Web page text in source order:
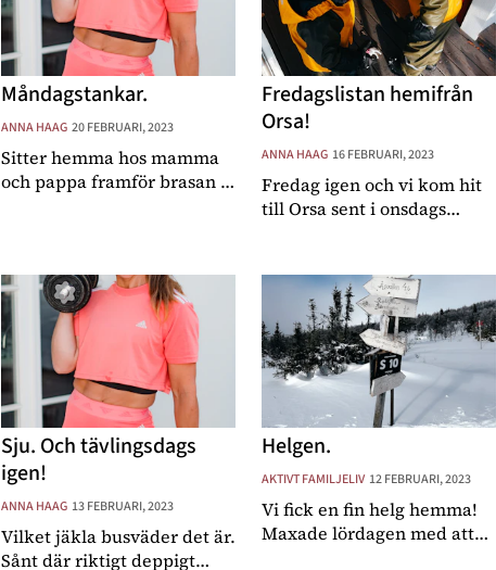
Shama Persson
My Westerdahl
Hantera preferenser
Integritetspolicy
Alla ämnen
Våra skribenter
Måndagstankar.
ANNA HAAG 20 FEBRUARI, 2023
Sitter hemma hos mamma
och pappa framför brasan i
kvällens saga. Både min
kropp och knopp är möra
idag efter helgens lopp och
o
Fredagslistan hemifrån
Orsa!
ANNA HAAG 16 FEBRUARI, 2023
Fredag igen och vi kom hit
till Orsa sent i onsdags
sen leka med barnen resten
av dagen medan Emil
fortsatte testa skidor. Så
tacksamt att få
Sju. Och tävlingsdags
igen!
ANNA HAAG 13 FEBRUARI, 2023
Vilket jäkla busväder det är.
Sånt där riktigt deppigt
Helgen.
AKTIVT FAMILJELIV 12 FEBRUARI, 2023
Vi fick en fin helg hemma!
Maxade lördagen med att